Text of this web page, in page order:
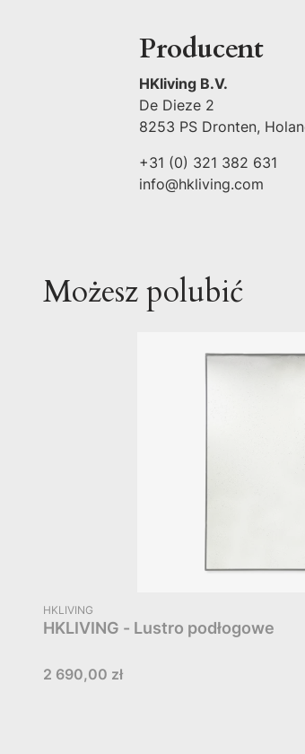
Producent
HKliving B.V.
De Dieze 2
8253 PS Dronten,
+31 (0) 321 382 631
info@hkliving.com
Możesz polubić
PRODUCENT
HKLIVING
HKLIVING - Lustro podłogowe
Cena
2 690,00 zł